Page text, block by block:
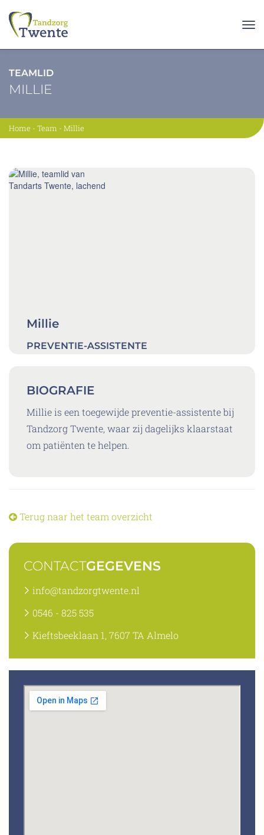
TEAMLID
MILLIE
Home - Team - Millie
Millie
PREVENTIE-ASSISTENTE
BIOGRAFIE
Millie is een toegewijde preventie-assistente bij
Tandzorg Twente, waar zij dagelijks klaarstaat
om patiënten te helpen.
Terug naar het team overzicht
CONTACTGEGEVENS
info@tandzorgtwente.nl
0546 - 825 535
Kieftsbeeklaan 1, 7607 TA Almelo